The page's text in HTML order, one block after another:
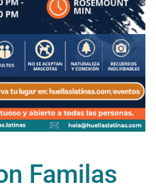
Familas